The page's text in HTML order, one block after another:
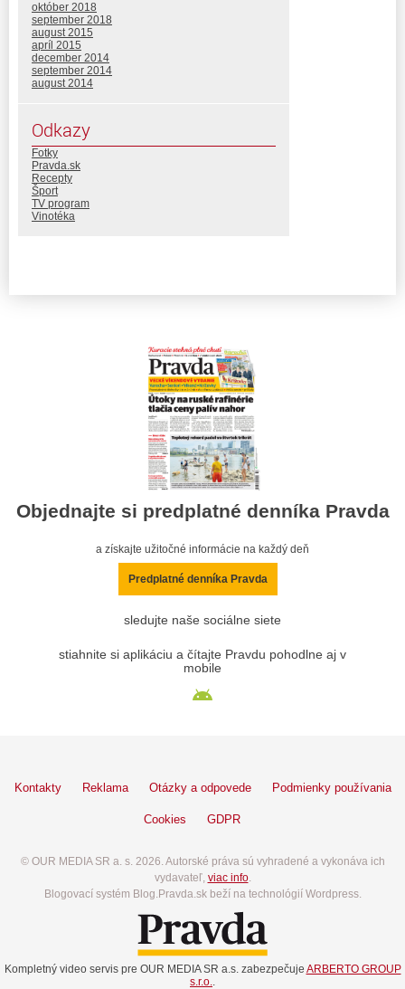
október 2018
september 2018
august 2015
apríl 2015
december 2014
september 2014
august 2014
Odkazy
Fotky
Pravda.sk
Recepty
Šport
TV program
Vinotéka
Objednajte si predplatné denníka Pravda
a získajte užitočné informácie na každý deň
Predplatné denníka Pravda
sledujte naše sociálne siete
stiahnite si aplikáciu a čítajte Pravdu pohodlne aj v
mobile
Kontakty Reklama Otázky a odpovede Podmienky používania
Cookies GDPR
© OUR MEDIA SR a. s. 2026. Autorské práva sú vyhradené a vykonáva ich
vydavateľ, viac info.
Blogovací systém Blog.Pravda.sk beží na technológií Wordpress.
Kompletný video servis pre OUR MEDIA SR a.s. zabezpečuje ARBERTO GROUP
s.r.o.